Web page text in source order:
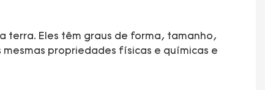
terra. Eles têm graus de forma, tamanho,
propriedades físicas e químicas e